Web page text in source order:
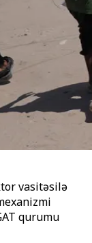
vasitəsilə
qurumu